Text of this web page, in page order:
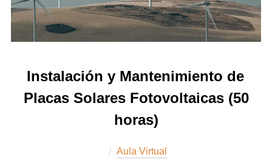
Instalación y Mantenimiento de
Placas Solares Fotovoltaicas (50
horas)
Aula Virtual